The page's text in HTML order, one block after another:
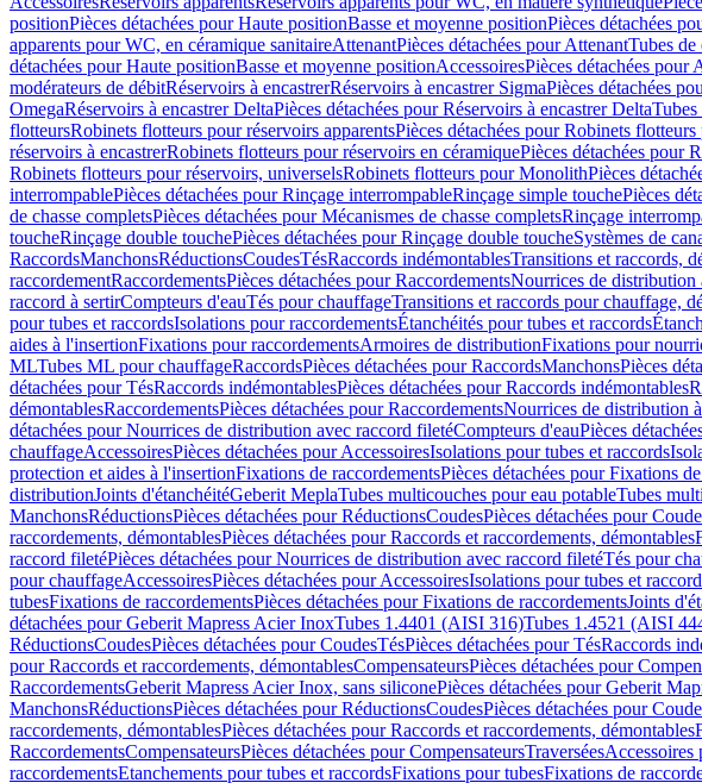
positionPièces détachées pour Haute positionBasse et moyenne positionPièces détachées
apparents pour WC, en céramique sanitaireAttenantPièces détachées pour AttenantTubes de
détachées pour Haute positionBasse et moyenne positionAccessoiresPièces détachées pour
modérateurs de débitRéservoirs à encastrerRéservoirs à encastrer SigmaPièces détachées
OmegaRéservoirs à encastrer DeltaPièces détachées pour Réservoirs à encastrer DeltaTubes
flotteursRobinets flotteurs pour réservoirs apparentsPièces détachées pour Robinets
réservoirs à encastrerRobinets flotteurs pour réservoirs en céramiquePièces détachées pour
Robinets flotteurs pour réservoirs, universelsRobinets flotteurs pour MonolithPièces
interrompablePièces détachées pour Rinçage interrompableRinçage simple touchePièces
de chasse completsPièces détachées pour Mécanismes de chasse completsRinçage
toucheRinçage double touchePièces détachées pour Rinçage double toucheSystèmes de
RaccordsManchonsRéductionsCoudesTésRaccords indémontablesTransitions et raccords,
raccordementRaccordementsPièces détachées pour RaccordementsNourrices de distribution
raccord à sertirCompteurs d'eauTés pour chauffageTransitions et raccords pour chauffage,
pour tubes et raccordsIsolations pour raccordementsÉtanchéités pour tubes et raccords
aides à l'insertionFixations pour raccordementsArmoires de distributionFixations pour
MLTubes ML pour chauffageRaccordsPièces détachées pour RaccordsManchonsPièces
détachées pour TésRaccords indémontablesPièces détachées pour Raccords indémontables
démontablesRaccordementsPièces détachées pour RaccordementsNourrices de distribution
détachées pour Nourrices de distribution avec raccord filetéCompteurs d'eauPièces
chauffageAccessoiresPièces détachées pour AccessoiresIsolations pour tubes et raccords
protection et aides à l'insertionFixations de raccordementsPièces détachées pour Fixations
distributionJoints d'étanchéitéGeberit MeplaTubes multicouches pour eau potableTubes
ManchonsRéductionsPièces détachées pour RéductionsCoudesPièces détachées pour
raccordements, démontablesPièces détachées pour Raccords et raccordements, démontables
raccord filetéPièces détachées pour Nourrices de distribution avec raccord filetéTés pour
pour chauffageAccessoiresPièces détachées pour AccessoiresIsolations pour tubes et
tubesFixations de raccordementsPièces détachées pour Fixations de raccordementsJoints
détachées pour Geberit Mapress Acier InoxTubes 1.4401 (AISI 316)Tubes 1.4521 (AISI
RéductionsCoudesPièces détachées pour CoudesTésPièces détachées pour TésRaccords
pour Raccords et raccordements, démontablesCompensateursPièces détachées pour
RaccordementsGeberit Mapress Acier Inox, sans siliconePièces détachées pour Geberit
ManchonsRéductionsPièces détachées pour RéductionsCoudesPièces détachées pour
raccordements, démontablesPièces détachées pour Raccords et raccordements, démontables
RaccordementsCompensateursPièces détachées pour CompensateursTraversées
raccordementsEtanchements pour tubes et raccordsFixations pour tubesFixations de